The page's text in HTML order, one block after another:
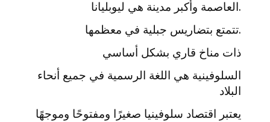
.العاصمة وأكبر مدينة هي ليوبليانا
.تتمتع بتضاريس جبلية في معظمها
ذات مناخ قاري بشكل أساسي
السلوفينية هي اللغة الرسمية في جميع أنحاء
البلاد
يعتبر اقتصاد سلوفينيا صغيرًا ومفتوحًا وموجهًا